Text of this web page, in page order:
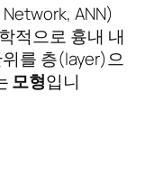
ANN)
적으로 흉내 내
를 층(layer)으
모형입니